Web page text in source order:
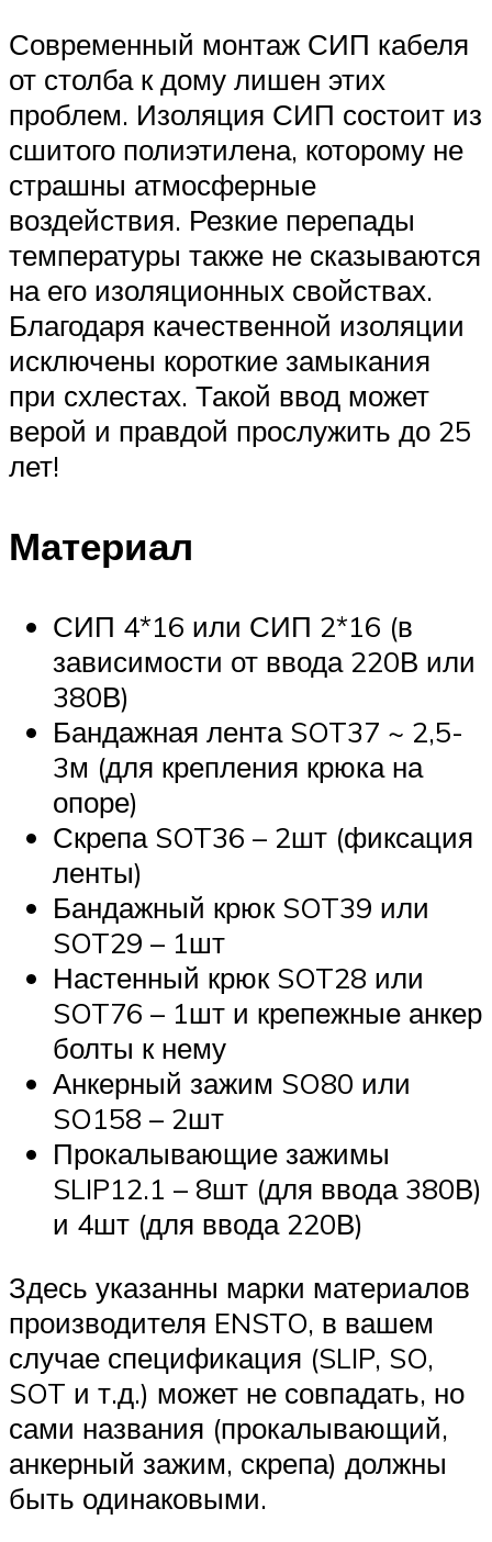
Современный монтаж СИП кабеля
от столба к дому лишен этих
проблем. Изоляция СИП состоит из
сшитого полиэтилена, которому не
страшны атмосферные
воздействия. Резкие перепады
температуры также не сказываются
на его изоляционных свойствах.
Благодаря качественной изоляции
исключены короткие замыкания
при схлестах. Такой ввод может
верой и правдой прослужить до 25
лет!
Материал
СИП 4*16 или СИП 2*16 (в
зависимости от ввода 220В или
380В)
Бандажная лента SOT37 ~ 2,5-
3м (для крепления крюка на
опоре)
Скрепа SOT36 – 2шт (фиксация
ленты)
Бандажный крюк SOT39 или
SOT29 – 1шт
Настенный крюк SOT28 или
SOT76 – 1шт и крепежные анкер
болты к нему
Анкерный зажим SO80 или
SO158 – 2шт
Прокалывающие зажимы
SLIP12.1 – 8шт (для ввода 380В)
и 4шт (для ввода 220В)
Здесь указанны марки материалов
производителя ENSTO, в вашем
случае спецификация (SLIP, SO,
SOT и т.д.) может не совпадать, но
сами названия (прокалывающий,
анкерный зажим, скрепа) должны
быть одинаковыми.